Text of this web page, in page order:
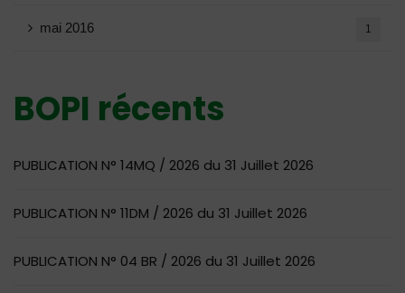
mai 2016 1
BOPI récents
PUBLICATION N° 14MQ / 2026 du 31 Juillet 2026
PUBLICATION N° 11DM / 2026 du 31 Juillet 2026
PUBLICATION N° 04 BR / 2026 du 31 Juillet 2026